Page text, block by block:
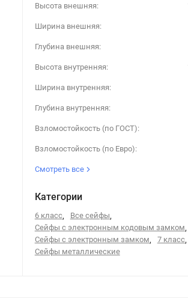
Высота внешняя:
Ширина внешняя:
Глубина внешняя:
Высота внутренняя:
Ширина внутренняя:
Глубина внутренняя:
Взломостойкость (по ГОСТ):
Взломостойкость (по Евро):
Смотреть все
Категории
6 класс, Все сейфы,
Сейфы с электронным кодовым замком,
Сейфы с электронным замком, 7 класс,
Сейфы металлические